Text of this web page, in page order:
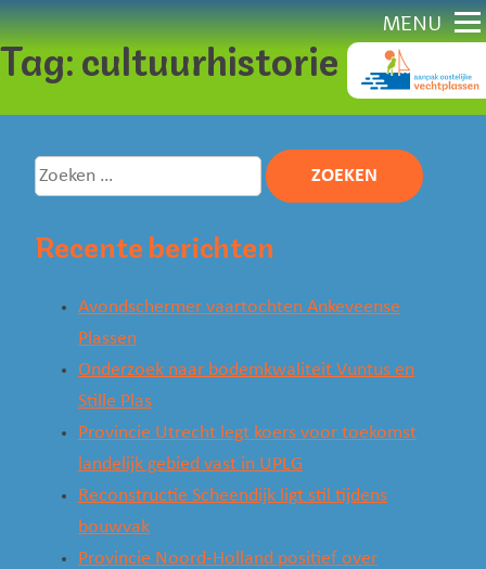
naar
content
MENU
Tag:cultuurhistorie
Zoeken
naar:
Recente berichten
Avondschermer vaartochten Ankeveense
Plassen
Onderzoek naar bodemkwaliteit Vuntus en
Stille Plas
Provincie Utrecht legt koers voor toekomst
landelijk gebied vast in UPLG
Reconstructie Scheendijk ligt stil tijdens
bouwvak
Provincie Noord-Holland positief over